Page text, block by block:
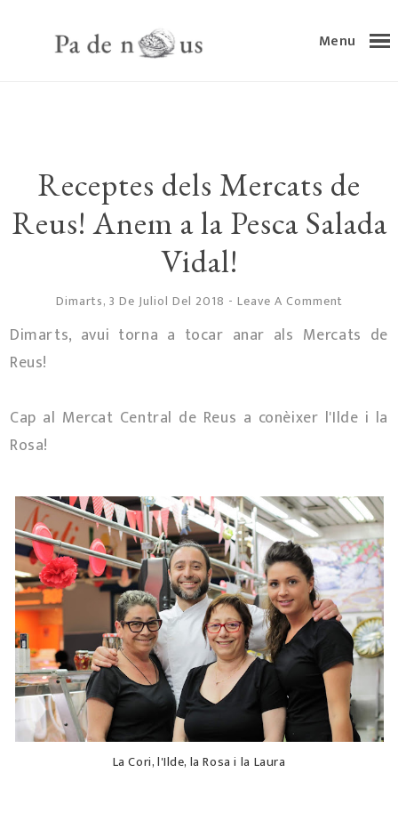
Menu
Receptes dels Mercats de
Reus! Anem a la Pesca Salada
Vidal!
Dimarts, 3 De Juliol Del 2018 - Leave A Comment
Dimarts, avui torna a tocar anar als Mercats de
Reus!
Cap al Mercat Central de Reus a conèixer l'Ilde i la
Rosa!
La Cori, l'Ilde, la Rosa i la Laura